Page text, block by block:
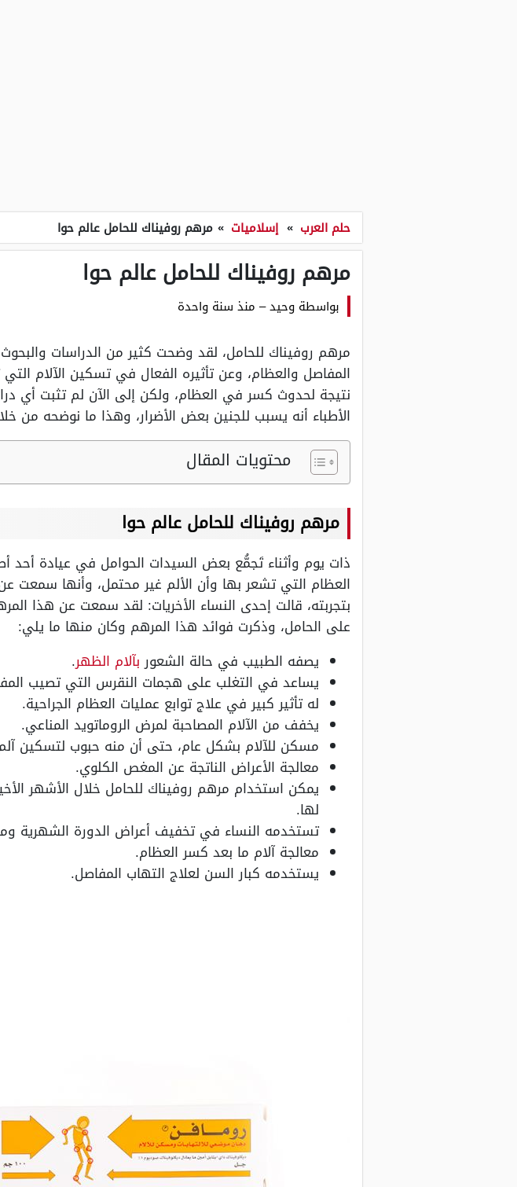
حلم العرب » إسلاميات » مرهم روفيناك للحامل عالم حوا
مرهم روفيناك للحامل عالم حوا
بواسطة وحيد– منذ سنة واحدة
مرهم روفيناك للحامل، لقد وضحت كثير من الدراسات
المفاصل والعظام، وعن تأثيره الفعال في تسكين الآلام
نتيجة لحدوث كسر في العظام، ولكن إلى الآن لم تثبت
الأطباء أنه يسبب للجنين بعض الأضرار، وهذا ما نوضحه من
محتويات المقال
مرهم روفيناك للحامل عالم حوا
ذات يوم وأثناء تَجمُّع بعض السيدات الحوامل في عيادة أحد
العظام التي تشعر بها وأن الألم غير محتمل، وأنها
بتجربته، قالت إحدى النساء الأخريات: لقد سمعت عن هذا
على الحامل، وذكرت فوائد هذا المرهم وكان منها ما يلي:
يصفه الطبيب في حالة الشعوربآلام الظهر.
يساعد في التغلب على هجمات النقرس التي تصيب
له تأثير كبير في علاج توابع عمليات العظام الجراحية.
يخفف من الآلام المصاحبة لمرض الروماتويد المناعي.
مسكن للآلام بشكل عام، حتى أن منه حبوب لتسكين
معالجة الأعراض الناتجة عن المغص الكلوي.
يمكن استخدام مرهم روفيناك للحامل خلال الأشهر
لها.
تستخدمه النساء في تخفيف أعراض الدورة الشهرية
معالجة آلام ما بعد كسر العظام.
يستخدمه كبار السن لعلاج التهاب المفاصل.